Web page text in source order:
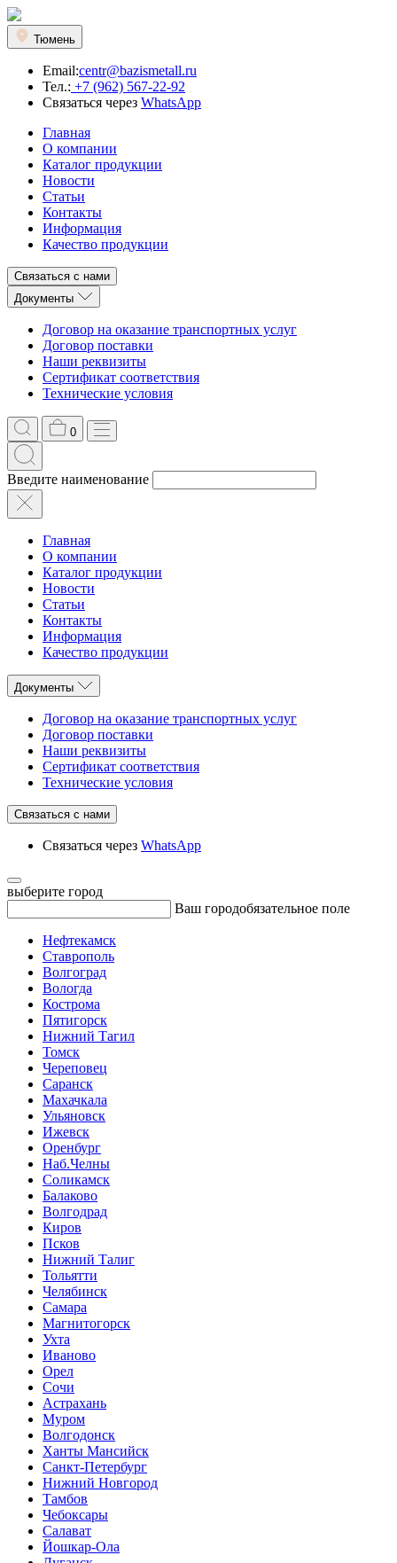
Тюмень
Email:centr@bazismetall.ru
Тел.: +7 (962) 567-22-92
Связаться через WhatsApp
Главная
О компании
Каталог продукции
Новости
Статьи
Контакты
Информация
Качество продукции
Связаться с нами
Документы
Договор на оказание транспортных услуг
Договор поставки
Наши реквизиты
Сертификат соответствия
Технические условия
0
Введите наименование
Главная
О компании
Каталог продукции
Новости
Статьи
Контакты
Информация
Качество продукции
Документы
Договор на оказание транспортных услуг
Договор поставки
Наши реквизиты
Сертификат соответствия
Технические условия
Связаться с нами
Связаться через WhatsApp
выберите город
Ваш городобязательное поле
Нефтекамск
Ставрополь
Волгоград
Вологда
Кострома
Пятигорск
Нижний Тагил
Томск
Череповец
Саранск
Махачкала
Ульяновск
Ижевск
Оренбург
Наб.Челны
Соликамск
Балаково
Волгодрад
Киров
Псков
Нижний Талиг
Тольятти
Челябинск
Самара
Магнитогорск
Ухта
Иваново
Орел
Сочи
Астрахань
Муром
Волгодонск
Ханты Мансийск
Санкт-Петербург
Нижний Новгород
Тамбов
Чебоксары
Салават
Йошкар-Ола